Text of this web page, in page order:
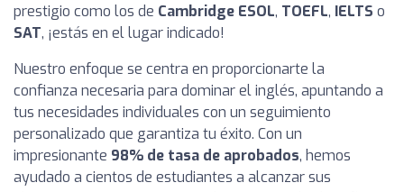
prestigio como los de Cambridge ESOL, TOEFL, IELTS o
SAT, ¡estás en el lugar indicado!
Nuestro enfoque se centra en proporcionarte la
confianza necesaria para dominar el inglés, apuntando a
tus necesidades individuales con un seguimiento
personalizado que garantiza tu éxito. Con un
impresionante 98% de tasa de aprobados, hemos
ayudado a cientos de estudiantes a alcanzar sus